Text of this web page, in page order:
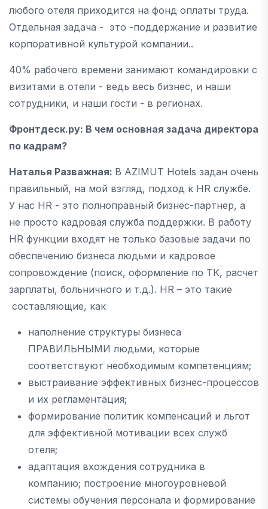
любого отеля приходится на фонд оплаты труда.
Отдельная задача - это -поддержание и развитие
корпоративной культурой компании..
40% рабочего времени занимают командировки с
визитами в отели - ведь весь бизнес, и наши
сотрудники, и наши гости - в регионах.
Фронтдеск.ру: В чем основная задача директора
по кадрам?
Наталья Разважная: В AZIMUT Hotels задан очень
правильный, на мой взгляд, подход к HR службе.
У нас HR - это полноправный бизнес-партнер, а
не просто кадровая служба поддержки. В работу
HR функции входят не только базовые задачи по
обеспечению бизнеса людьми и кадровое
сопровождение (поиск, оформление по ТК, расчет
зарплаты, больничного и т.д.). HR – это такие
составляющие, как
наполнение структуры бизнеса
ПРАВИЛЬНЫМИ людьми, которые
соответствуют необходимым компетенциям;
выстраивание эффективных бизнес-процессов
и их регламентация;
формирование политик компенсаций и льгот
для эффективной мотивации всех служб
отеля;
адаптация вхождения сотрудника в
компанию; построение многоуровневой
системы обучения персонала и формирование